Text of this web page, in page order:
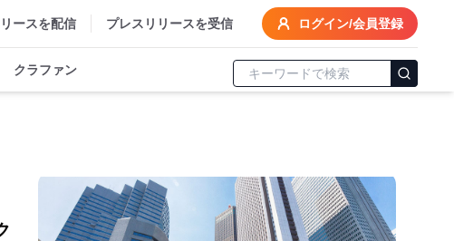
ースを配信 プレスリリースを受信 ログイン/会員登録
クラファン